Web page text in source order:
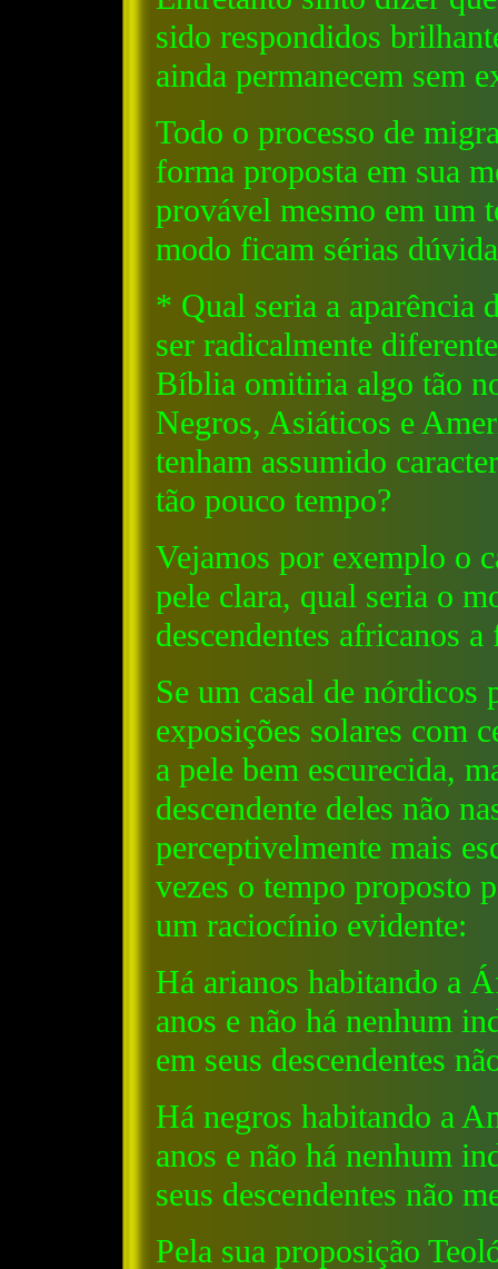
sido respondidos
ainda permanecem sem
Todo o processo de
forma proposta em sua
provável mesmo em um
modo ficam sérias
* Qual seria a aparência
ser radicalmente
Bíblia omitiria algo tão
Negros, Asiáticos e
tenham assumido
tão pouco tempo?
Vejamos por exemplo o
pele clara, qual seria o
descendentes africanos
Se um casal de nórdicos
exposições solares com
a pele bem escurecida,
descendente deles não
perceptivelmente mais
vezes o tempo proposto
um raciocínio evidente:
Há arianos habitando a
anos e não há nenhum
em seus descendentes
Há negros habitando a
anos e não há nenhum
seus descendentes não
Pela sua proposição